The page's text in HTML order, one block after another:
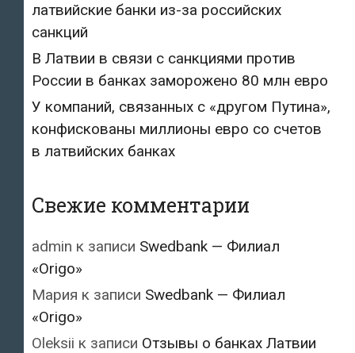
латвийские банки из-за российских
санкций
В Латвии в связи с санкциями против
России в банках заморожено 80 млн евро
У компаний, связанных с «другом Путина»,
конфискованы миллионы евро со счетов
в латвийских банках
Свежие комментарии
admin к записи Swedbank — Филиал
«Origo»
Мария к записи Swedbank — Филиал
«Origo»
Oleksii к записи Отзывы о банках Латвии